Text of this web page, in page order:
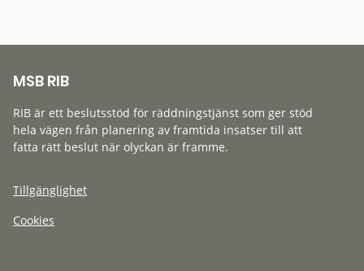
MSB RIB
RIB är ett beslutsstöd för räddningstjänst som ger stöd
hela vägen från planering av framtida insatser till att
fatta rätt beslut när olyckan är framme.
Tillgänglighet
Cookies